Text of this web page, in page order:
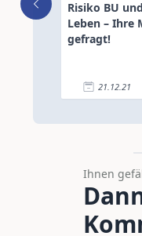
Risiko BU
Leben – Ihre
gefragt!
21.12.21
Ihnen